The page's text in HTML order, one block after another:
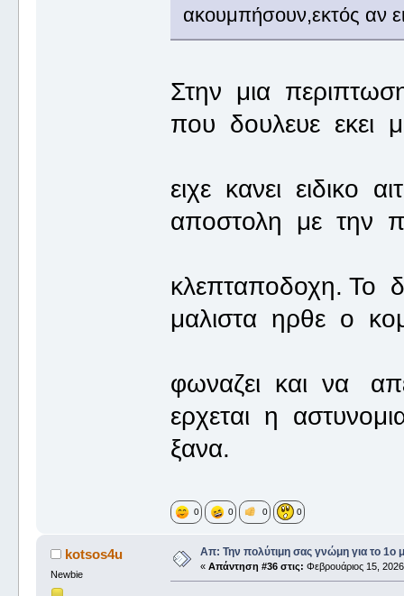
ακουμπήσουν,εκτός αν
Στην μια
που δουλευε εκει
ειχε κανει ειδικο
αποστολη με την
κλεπταποδοχη. Το
μαλιστα ηρθε ο
φωναζει και να
ερχεται η
ξανα.
0 0 0 0
kotsos4u
Newbie
Απ: Την πολύτιμη σας γνώμη για το 1ο
« Απάντηση #36 στις: Φεβρουάριος 15,